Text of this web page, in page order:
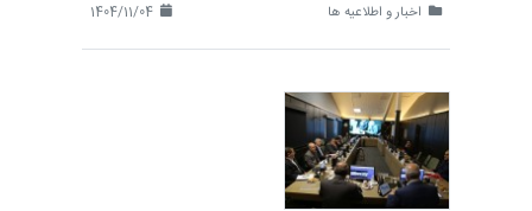
اخبار و اطلاعیه ها